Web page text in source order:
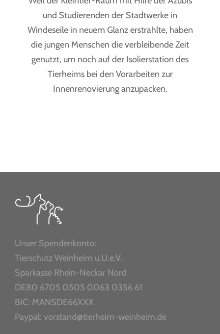
und Studierenden der Stadtwerke in
Windeseile in neuem Glanz erstrahlte, haben
die jungen Menschen die verbleibende Zeit
genutzt, um noch auf der Isolierstation des
Tierheims bei den Vorarbeiten zur
Innenrenovierung anzupacken.
Unser Spendenkonto:
Tierschutz Weinheim u.U.e.V.
Sparkasse Rhein-Neckar Nord
DE80 6705 0505 0063 0356 61
BIC: MANSDE66XXX
Paypal: vorstand@tierheim-weinheim.de